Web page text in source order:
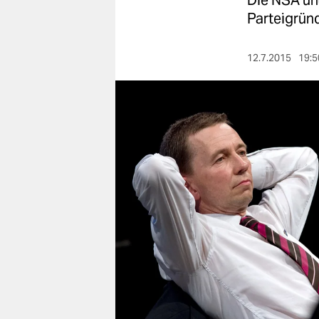
veranstaltungen
shop
fragen & hilfe
unterstützen
genossenschaft
12.7.2015